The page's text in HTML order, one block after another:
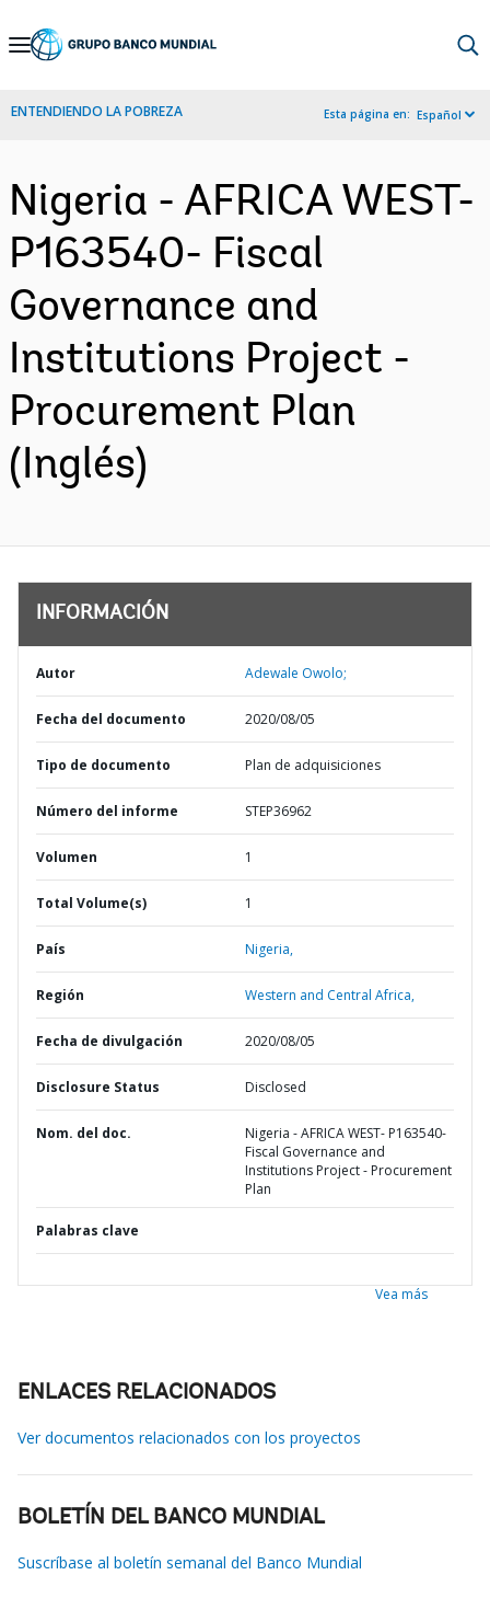
Skip
Navigation
ENTENDIENDO LA POBREZA Esta página en: Español
Nigeria - AFRICA WEST-
P163540- Fiscal
Governance and
Institutions Project -
Procurement Plan
(Inglés)
INFORMACIÓN
Autor Adewale Owolo;
Fecha del documento 2020/08/05
Tipo de documento Plan de adquisiciones
Número del informe STEP36962
Volumen 1
Total Volume(s) 1
País Nigeria,
Región Western and Central Africa,
Fecha de divulgación 2020/08/05
Disclosure Status Disclosed
Nom. del doc.
Nigeria - AFRICA WEST- P163540-
Fiscal Governance and
Institutions Project - Procurement
Plan
Palabras clave
Vea más
ENLACES RELACIONADOS
Ver documentos relacionados con los proyectos
BOLETÍN DEL BANCO MUNDIAL
Suscríbase al boletín semanal del Banco Mundial